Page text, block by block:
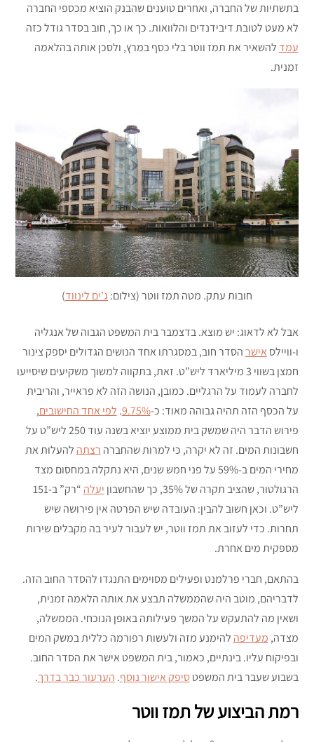
בתשתיות של החברה, ואחרים טוענים שהבנק הוציא מכספי החברה
לא מעט לטובת דיבידנדים והלוואות. כך או כך, חוב בסדר גודל כזה
עמד להשאיר את תמז ווטר בלי כסף במרץ, ולסכן אותה בהלאמה
זמנית.
חובות עתק. מטה תמז ווטר (צילום: ג’ים לינווד)
אבל לא לדאוג: יש מוצא. בדצמבר בית המשפט הגבוה של אנגליה
ו-וויילסאישרהסדר חוב, במסגרתו אחד הנושים הגדולים יספק צינור
חמצן בשווי 3 מיליארד ליש”ט. זאת, בתקווה למשוך משקיעים שיסייעו
לחברה לעמוד על הרגליים. כמובן, הנושה הזה לא פראייר, והריבית
על הכסף הזה תהיה גבוהה מאוד: כ-9.75%
. לפי אחד החישובים,
פירוש הדבר היה שמשק בית ממוצע יוציא בשנה עוד 250 ליש”ט על
חשבונות המים. זה לא יקרה, כי למרות שהחברה רצתה להעלות את
מחירי המים ב-59% על פני חמש שנים, היא נתקלה במחסום מצד
הרגולטור, שהציב תקרה של 35%, כך שהחשבון
יעלה
“רק” ב-151
ליש”ט. וכאן חשוב להבין: העובדה שיש הפרטה אין פירושה שיש
תחרות. כדי לעזוב את תמז ווטר, יש לעבור לעיר בה מקבלים שירות
מספקית מים אחרת.
בהתאם, חברי פרלמנט ופעילים מסוימים התנגדו להסדר החוב הזה.
לדבריהם, מוטב היה שהממשלה תבצע את אותה הלאמה זמנית,
ושאין מה להתעקש על המשך פעילותה באופן הנוכחי. הממשלה,
מצדה, מעדיפה להימנע מזה ולעשות רפורמה כללית במשק המים
ובפיקוח עליו. בינתיים, כאמור, בית המשפט אישר את הסדר החוב.
בשבוע שעבר בית המשפטסיפק אישור נוסף. הערעור כבר בדרך.
רמת הביצוע של תמז ווטר